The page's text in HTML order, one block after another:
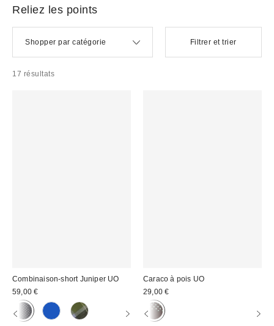
Reliez les points
Shopper par catégorie Filtrer et trier
17 résultats
Combinaison-short Juniper UO
59,00 €
Caraco à pois UO
29,00 €